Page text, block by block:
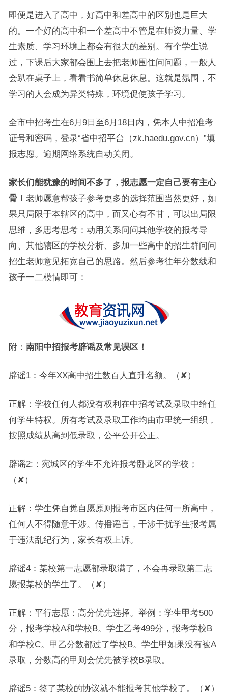
即便是进入了高中，好高中和差高中的区别也是巨大
的。一个好的高中和一个差高中不管是在师资力量、学
生素质、学习环境上都会有很大的差别。有个学生说
过，下课后大家都会围上去把老师围住问问题，一般人
会趴在桌子上，看看书简单休息休息。这就是氛围，不
学习的人会成为异类特殊，环境促使孩子学习。
全市中招考生在6月9日至6月18日内，凭本人中招准考
证号和密码，登录“省中招平台（zk.haedu.gov.cn）”填
报志愿。逾期网络系统自动关闭。
家长们能犹豫的时间不多了，报志愿一定自己要有主心
骨！ 老师愿意帮孩子参考更多的选择范围当然更好，如
果只局限于本辖区的高中，而又心有不甘，可以出局限
思维，多思考思考：动用关系问问其他学校的报考导
向、其他辖区的学校分析、多加一些高中的招生群问问
招生老师意见拓宽自己的思路。然后参考往年分数线和
孩子一二模情即可：
附： 南阳中招报考辟谣及常见误区！
辟谣1：今年XX高中招生数百人直升名额。（✘）
正解：学校任何人都没有权利在中招考试及录取中给任
何学生特权。所有考试及录取工作均由市里统一组织，
按照成绩从高到低录取，公平公开公正。
辟谣2:：宛城区的学生不允许报考卧龙区的学校；
（✘）
正解：学生凭自觉自愿原则报考市区内任何一所高中，
任何人不得随意干涉。传播谣言，干涉干扰学生报考属
于违法乱纪行为，家长有权上诉。
辟谣4：某校第一志愿都录取满了，不会再录取第二志
愿报某校的学生了。（✘）
正解：平行志愿：高分优先选择。举例：学生甲考500
分，报考学校A和学校B。学生乙考499分，报考学校B
和学校C。甲乙分数都过了学校B。学生甲如果没有被A
录取，分数高的甲则会优先被学校B录取。
辟谣5：签了某校的协议就不能报考其他学校了。（✘）